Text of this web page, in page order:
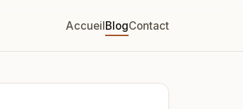
AccueilBlogContact